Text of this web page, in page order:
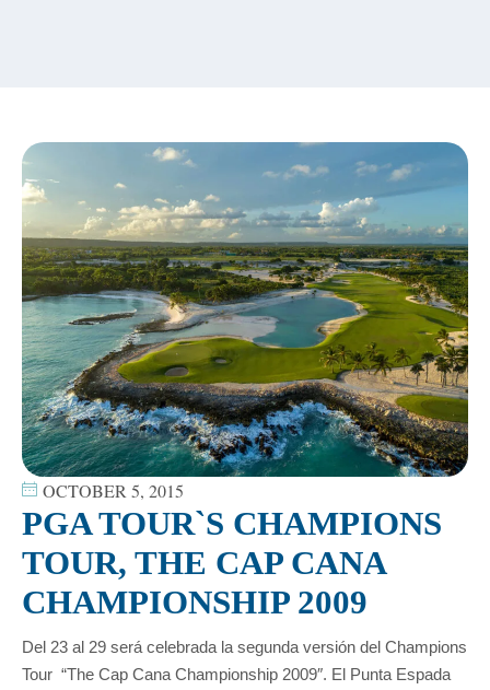
OCTOBER 5, 2015
PGA TOUR`S CHAMPIONS
TOUR, THE CAP CANA
CHAMPIONSHIP 2009
Del 23 al 29 será celebrada la segunda versión del Champions
Tour “The Cap Cana Championship 2009″. El Punta Espada